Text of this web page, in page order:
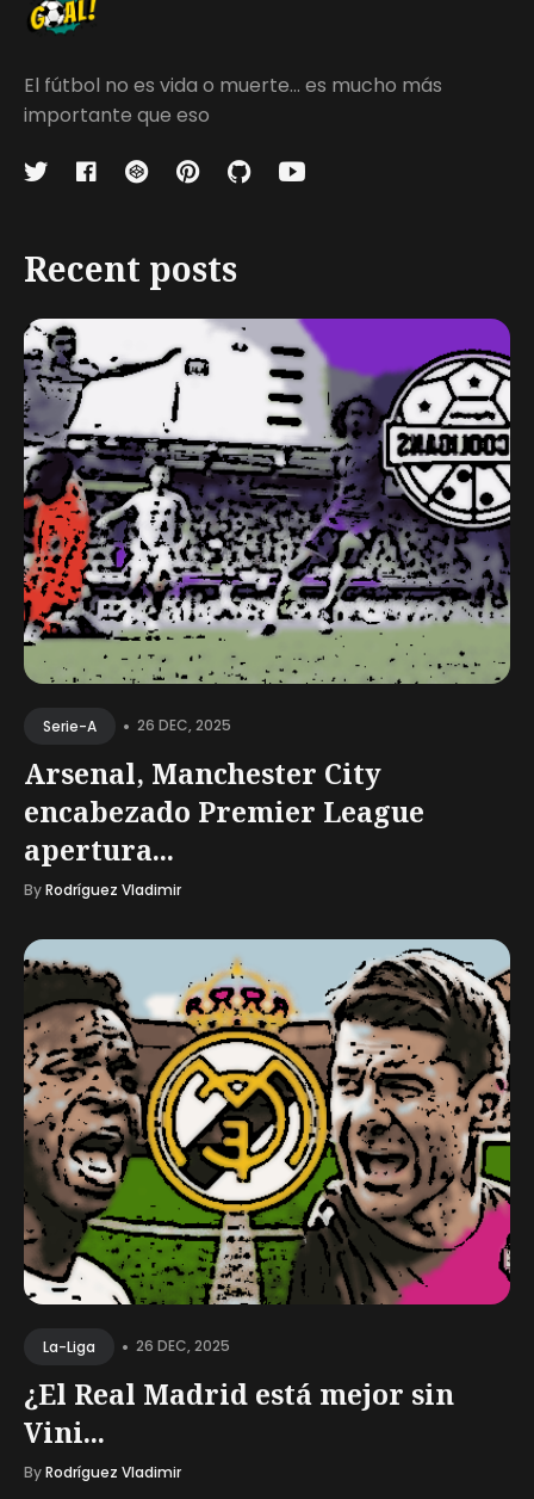
El fútbol no es vida o muerte... es mucho más
importante que eso
Recent posts
Serie-A • 26 DEC, 2025
Arsenal, Manchester City
encabezado Premier League
apertura...
ByRodríguez Vladimir
La-Liga • 26 DEC, 2025
¿El Real Madrid está mejor sin
Vini...
ByRodríguez Vladimir